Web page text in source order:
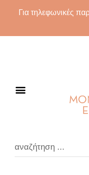
Για τηλεφωνικές